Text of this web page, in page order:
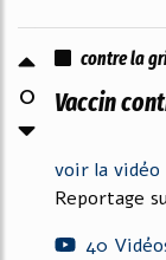
0
contre la
Vaccin
voir la vidéo
Reportage
40